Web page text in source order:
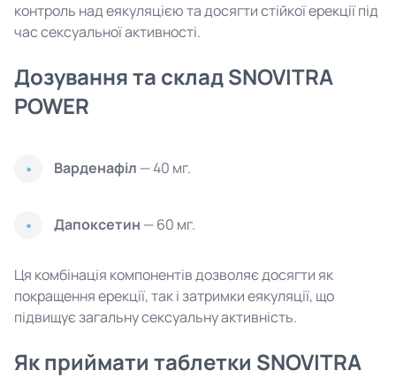
контроль над еякуляцією та досягти стійкої ерекції під
час сексуальної активності.
Дозування та склад SNOVITRA
POWER
Варденафіл — 40 мг.
Дапоксетин — 60 мг.
Ця комбінація компонентів дозволяє досягти як
покращення ерекції, так і затримки еякуляції, що
підвищує загальну сексуальну активність.
Як приймати таблетки SNOVITRA